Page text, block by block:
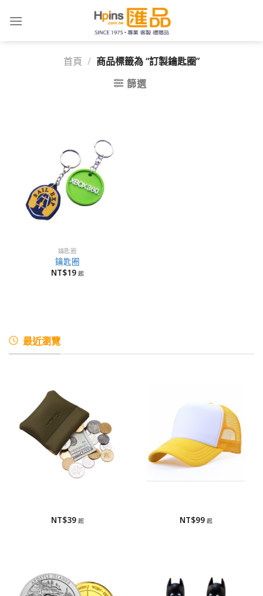
首頁 / 商品標籤為 “訂製鑰匙圈”
篩選
鑰匙圈
鑰匙圈
NT$19
最近瀏覽
NT$39 NT$99